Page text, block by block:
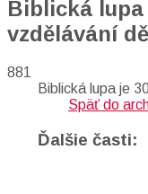
Biblická lupa
vzdělávání
881
Biblická lupa je
Späť do
Ďalšie časti: